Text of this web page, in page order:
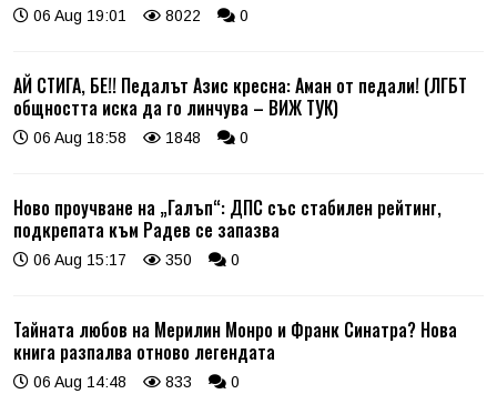
06 Aug 19:01 8022 0
АЙ СТИГА, БЕ!! Педалът Азис кресна: Аман от педали! (ЛГБТ
общността иска да го линчува – ВИЖ ТУК)
06 Aug 18:58 1848 0
Ново проучване на „Галъп“: ДПС със стабилен рейтинг,
подкрепата към Радев се запазва
06 Aug 15:17 350 0
Тайната любов на Мерилин Монро и Франк Синатра? Нова
книга разпалва отново легендата
06 Aug 14:48 833 0